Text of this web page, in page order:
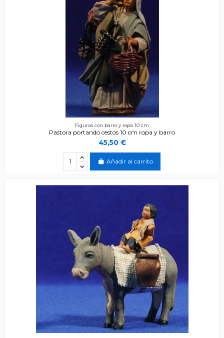
Figuras con barro y ropa 10 cm
Pastora portando cestos 10 cm ropa y barro
45,50 €
Añadir al carrito